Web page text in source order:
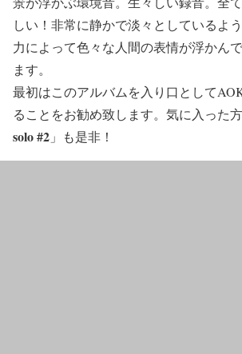
しい！非常に静かで淡々としているよ
力によって色々な人間の表情が浮かん
ます。
最初はこのアルバムを入り口として
ることをお勧め致します。気に入った
solo #2 」も是非！